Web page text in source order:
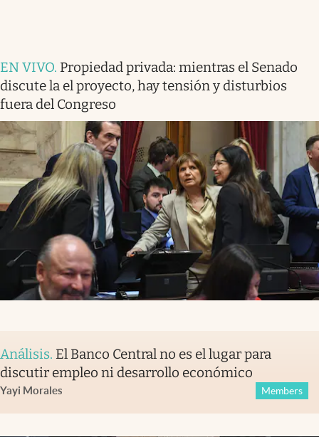
EN VIVO. Propiedad privada: mientras el Senado
discute la el proyecto, hay tensión y disturbios
fuera del Congreso
Análisis. El Banco Central no es el lugar para
discutir empleo ni desarrollo económico
Yayi Morales Members